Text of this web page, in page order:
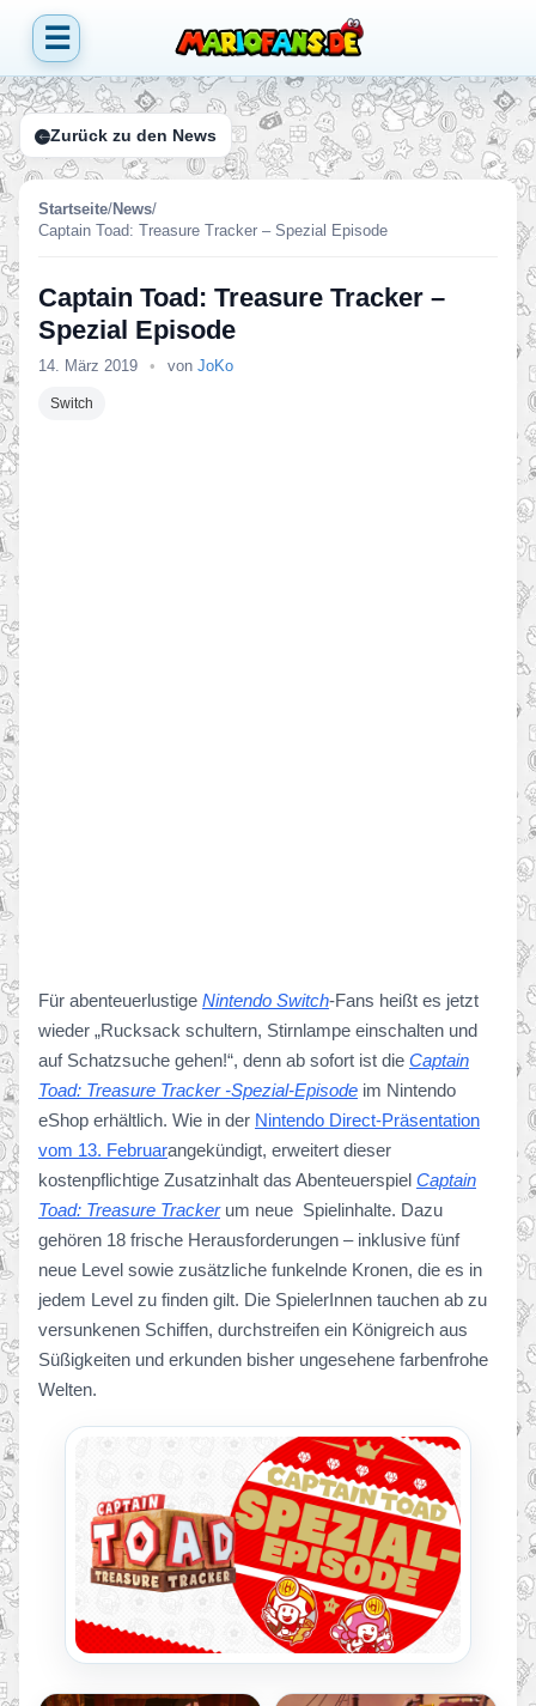
☰
Zurück zu den News
Startseite/News/
Captain Toad: Treasure Tracker – Spezial Episode
Captain Toad: Treasure Tracker –
Spezial Episode
14. März 2019 • von JoKo
Switch
Für abenteuerlustige Nintendo Switch-Fans heißt es jetzt
wieder „Rucksack schultern, Stirnlampe einschalten und
auf Schatzsuche gehen!“, denn ab sofort ist die Captain
Toad: Treasure Tracker -Spezial-Episode im Nintendo
eShop erhältlich. Wie in der Nintendo Direct-Präsentation
vom 13. Februarangekündigt, erweitert dieser
kostenpflichtige Zusatzinhalt das Abenteuerspiel Captain
Toad: Treasure Trackerum neue Spielinhalte. Dazu
gehören 18 frische Herausforderungen – inklusive fünf
neue Level sowie zusätzliche funkelnde Kronen, die es in
jedem Level zu finden gilt. Die SpielerInnen tauchen ab zu
versunkenen Schiffen, durchstreifen ein Königreich aus
Süßigkeiten und erkunden bisher ungesehene farbenfrohe
Welten.